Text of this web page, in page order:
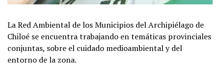
La Red Ambiental de los Municipios del Archipiélago de
Chiloé se encuentra trabajando en temáticas provinciales
conjuntas, sobre el cuidado medioambiental y del
entorno de la zona.